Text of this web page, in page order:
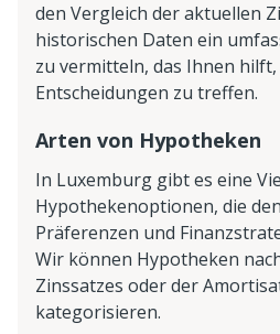
den Vergleich der aktuellen
historischen Daten ein
zu vermitteln, das Ihnen
Entscheidungen zu treffen.
Arten von Hypotheken
In Luxemburg gibt es eine
Hypothekenoptionen, die
Präferenzen und
Wir können Hypotheken
Zinssatzes oder der
kategorisieren.